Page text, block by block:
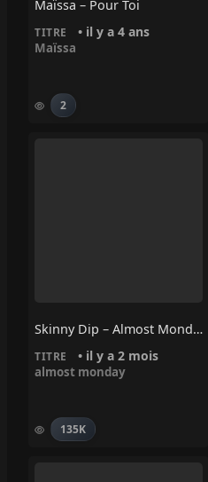
Maïssa – Pour Toi
TITRE • il y a 4 ans
Maïssa
2
Skinny Dip – Almost Monday
TITRE • il y a 2 mois
almost monday
135K